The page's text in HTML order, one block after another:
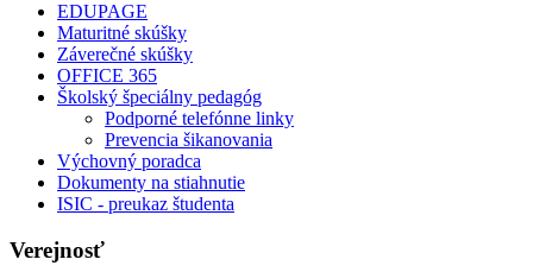
EDUPAGE
Maturitné skúšky
Záverečné skúšky
OFFICE 365
Školský špeciálny pedagóg
Podporné telefónne linky
Prevencia šikanovania
Výchovný poradca
Dokumenty na stiahnutie
ISIC - preukaz študenta
Verejnosť